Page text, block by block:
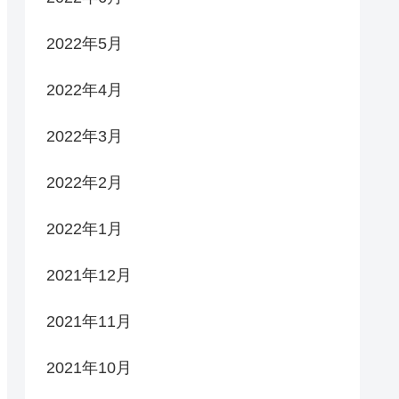
2022年5月
2022年4月
2022年3月
2022年2月
2022年1月
2021年12月
2021年11月
2021年10月